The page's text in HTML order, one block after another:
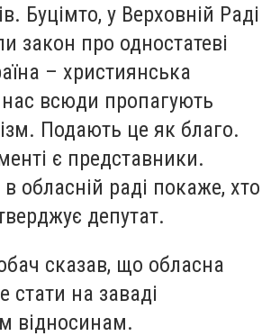
Буцімто, у Верховній Раді
закон про одностатеві
– християнська
всюди пропагують
Подають це як благо.
є представники.
обласній раді покаже, хто
депутат.
сказав, що обласна
стати на заваді
відносинам.